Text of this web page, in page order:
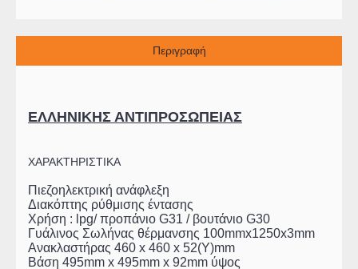
Περιγραφή
ΕΛΛΗΝΙΚΗΣ ΑΝΤΙΠΡΟΣΩΠΕΙΑΣ
ΧΑΡΑΚΤΗΡΙΣΤΙΚΑ
Πιεζοηλεκτρική ανάφλεξη
Διακόπτης ρύθμισης έντασης
Χρήση : lpg/ προπάνιο G31 / βουτάνιο G30
Γυάλινος Σωλήνας θέρμανσης 100mmx1250x3mm
Ανακλαστήρας 460 x 460 x 52(Y)mm
Βάση 495mm x 495mm x 92mm ύψος